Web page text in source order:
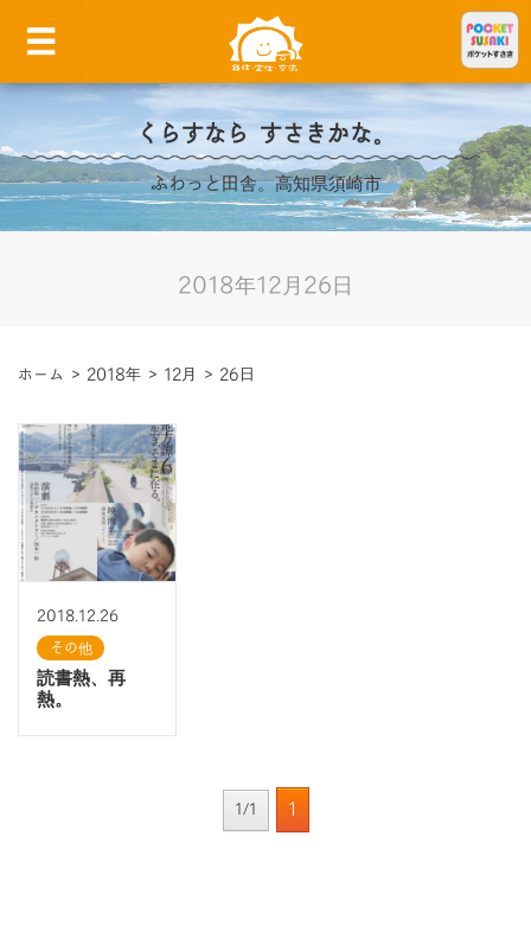
くらすなら すさきかな。
ふわっと田舎。高知県須崎市
2018年12月26日
ホーム > 2018年 > 12月 > 26日
2018.12.26
その他
読書熱、再
熱。
1/1 1